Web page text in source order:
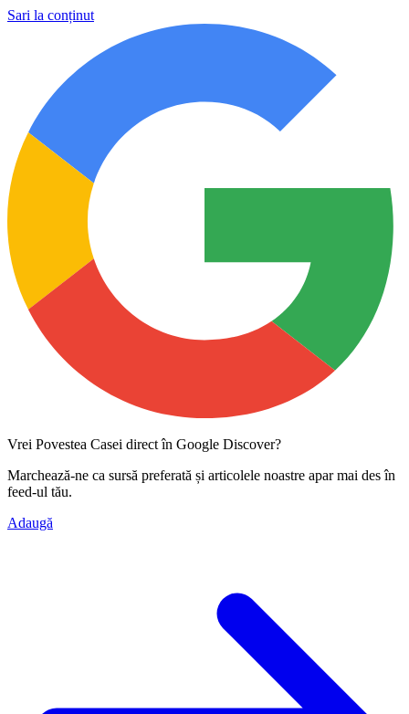
Sari la conținut
Vrei Povestea Casei direct în Google Discover?
Marchează-ne ca sursă preferată și articolele noastre apar mai des în
feed-ul tău.
Adaugă